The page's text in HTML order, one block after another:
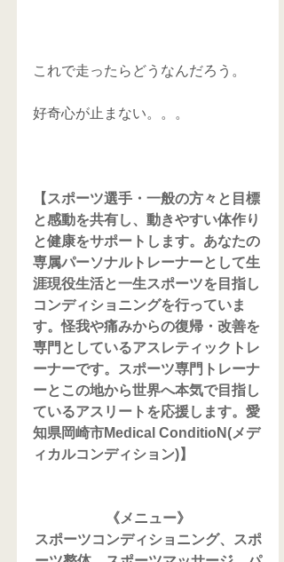
これで走ったらどうなんだろう。
好奇心が止まない。。。
【スポーツ選手・一般の方々と目標
と感動を共有し、動きやすい体作り
と健康をサポートします。あなたの
専属パーソナルトレーナーとして生
涯現役生活と一生スポーツを目指し
コンディショニングを行っていま
す。怪我や痛みからの復帰・改善を
専門としているアスレティックトレ
ーナーです。スポーツ専門トレーナ
ーとこの地から世界へ本気で目指し
ているアスリートを応援します。愛
知県岡崎市Medical ConditioN(メデ
ィカルコンディション)】
《メニュー》
スポーツコンディショニング、スポ